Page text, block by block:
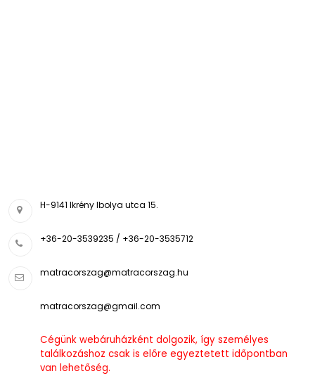
H-9141 Ikrény Ibolya utca 15.
+36-20-3539235 / +36-20-3535712
matracorszag@matracorszag.hu
matracorszag@gmail.com
Cégünk webáruházként dolgozik, így személyes
találkozáshoz csak is előre egyeztetett időpontban
van lehetőség.